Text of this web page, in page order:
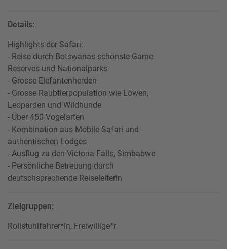
Details:
Highlights der Safari:
- Reise durch Botswanas schönste Game
Reserves und Nationalparks
- Grosse Elefantenherden
- Grosse Raubtierpopulation wie Löwen,
Leoparden und Wildhunde
- Über 450 Vogelarten
- Kombination aus Mobile Safari und
authentischen Lodges
- Ausflug zu den Victoria Falls, Simbabwe
- Persönliche Betreuung durch
deutschsprechende Reiseleiterin
Zielgruppen:
Rollstuhlfahrer*in, Freiwillige*r